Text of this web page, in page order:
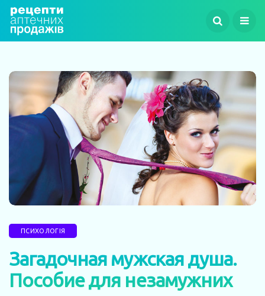
ПСИХОЛОГІЯ
Загадочная мужская душа.
Пособие для незамужних